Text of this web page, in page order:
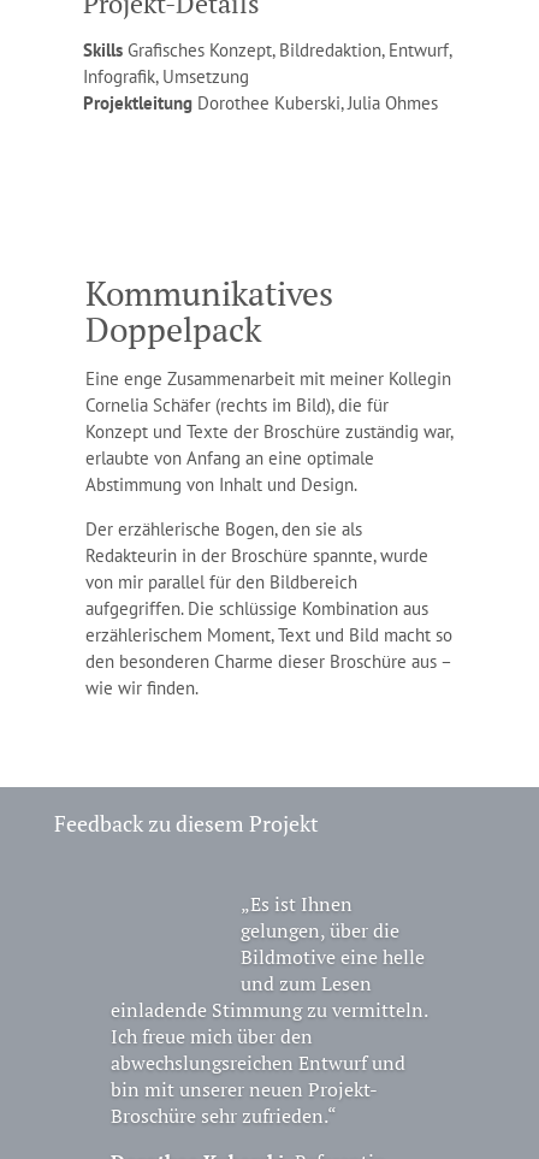
SkillsGrafisches Konzept, Bildredaktion, Entwurf,
Infografik, Umsetzung
ProjektleitungDorothee Kuberski, Julia Ohmes
Kommunikatives
Doppelpack
Eine enge Zusammenarbeit mit meiner Kollegin
Cornelia Schäfer (rechts im Bild), die für
Konzept und Texte der Broschüre zuständig war,
erlaubte von Anfang an eine optimale
Abstimmung von Inhalt und Design.
Der erzählerische Bogen, den sie als
Redakteurin in der Broschüre spannte, wurde
von mir parallel für den Bildbereich
aufgegriffen. Die schlüssige Kombination aus
erzählerischem Moment, Text und Bild macht so
den besonderen Charme dieser Broschüre aus –
wie wir finden.
Feedback zu diesem Projekt
„Es ist Ihnen
gelungen, über die
Bildmotive eine helle
und zum Lesen
einladende Stimmung zu vermitteln.
Ich freue mich über den
abwechslungsreichen Entwurf und
bin mit unserer neuen Projekt-
Broschüre sehr zufrieden.“